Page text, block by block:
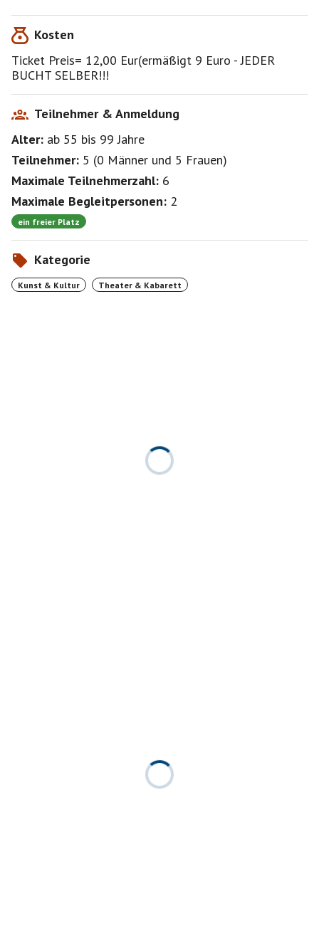
Spiel. •
Amely Joana Haag
Ich habe meinen Platz Tribüne links, Reihe: 2, Platz: 6
gebucht-!
https://www.berliner-ensemble.de/spielplan
Runterscrollen, dann auf Oktober klicken!
Bucht unverzüglich Euer ticket und bestätigt das!-es
kostet heute am Theatertag nur 12€ statt ca 30.€ !!!!
Treffzeit vor der Vorstellung 19:30 vor dem Eingang
de BE-
Wer kommt mit ? Bitte entscheidet Euch schnell,und
bucht -das Neue Haus ist kleiner, es waren heute am
Kosten
Ticket Preis= 12,00 Eur(ermäßigt 9 Euro - JEDER
BUCHT SELBER!!!
Teilnehmer & Anmeldung
Alter: ab 55 bis 99Jahre
Teilnehmer: 5 (0 Männer und 5 Frauen)
Maximale Teilnehmerzahl: 6
Maximale Begleitpersonen: 2
ein freier Platz
Kategorie
Kunst & Kultur Theater & Kabarett